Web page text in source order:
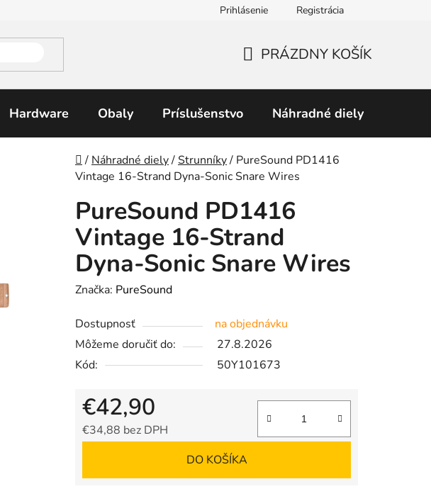
Obchodné podmienky Predávané značky
Prihlásenie Registrácia
KOŠÍK
PRÁZDNY KOŠÍK
Hardware Obaly Príslušenstvo Náhradné diely
Domov
/ Náhradné diely/Strunníky/ PureSound PD1416
Vintage 16-Strand Dyna-Sonic Snare Wires
PureSound PD1416
Vintage 16-Strand
Dyna-Sonic Snare Wires
Značka: PureSound
Dostupnosť
na objednávku
Môžeme doručiť do:
27.8.2026
Kód:
50Y101673
€42,90
€34,88 bez DPH
DO KOŠÍKA